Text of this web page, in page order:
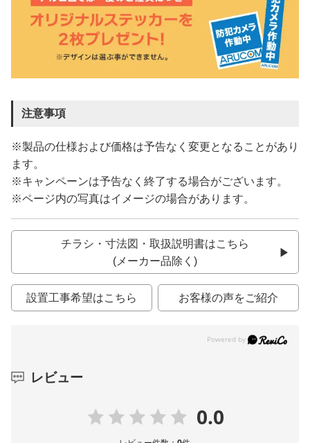
注意事項
※製品の仕様および価格は予告なく変更となることがあり
ます。
※キャンペーンは予告なく終了する場合がございます。
※ページ内の写真はイメージの場合があります。
チラシ・寸法図・取扱説明書はこちら
(メーカー品除く)
設置工事希望はこちら お客様の声をご紹介
レビュー
0.0